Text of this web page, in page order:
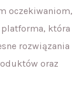
oczekiwaniom,
platforma, która
rozwiązania
oraz